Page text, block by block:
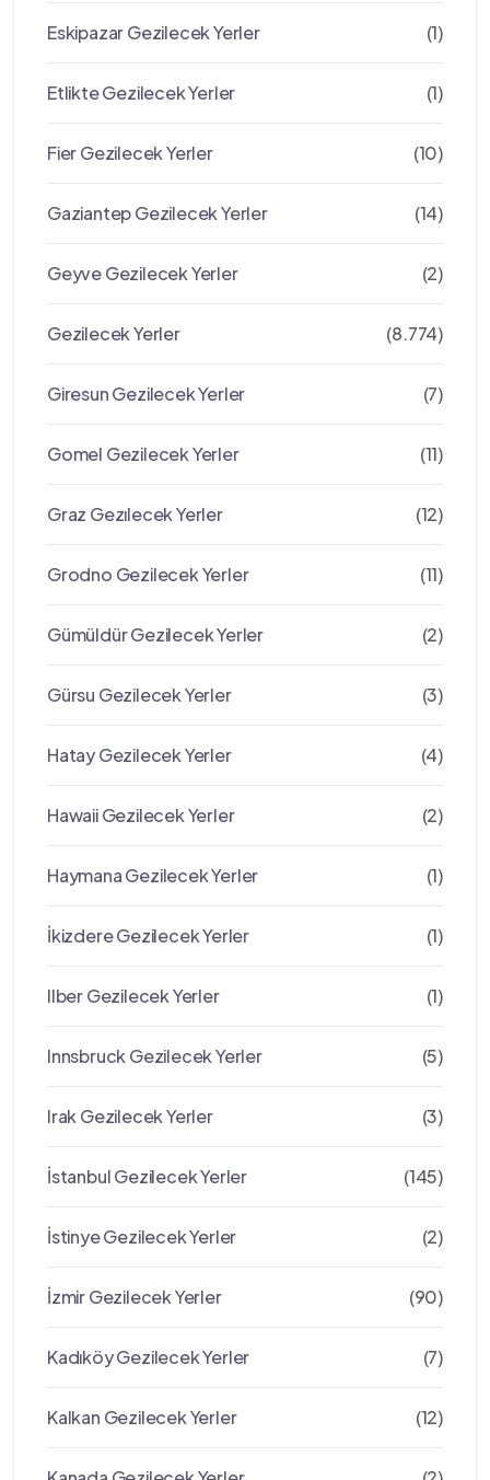
Eskipazar Gezilecek Yerler (1)
Etlikte Gezilecek Yerler (1)
Fier Gezilecek Yerler (10)
Gaziantep Gezilecek Yerler (14)
Geyve Gezilecek Yerler (2)
Gezilecek Yerler (8.774)
Giresun Gezilecek Yerler (7)
Gomel Gezilecek Yerler (11)
Graz Gezılecek Yerler (12)
Grodno Gezilecek Yerler (11)
Gümüldür Gezilecek Yerler (2)
Gürsu Gezilecek Yerler (3)
Hatay Gezilecek Yerler (4)
Hawaii Gezilecek Yerler (2)
Haymana Gezilecek Yerler (1)
İkizdere Gezilecek Yerler (1)
Ilber Gezilecek Yerler (1)
Innsbruck Gezilecek Yerler (5)
Irak Gezilecek Yerler (3)
İstanbul Gezilecek Yerler (145)
İstinye Gezilecek Yerler (2)
İzmir Gezilecek Yerler (90)
Kadıköy Gezilecek Yerler (7)
Kalkan Gezilecek Yerler (12)